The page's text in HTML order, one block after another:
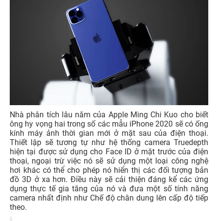
Nhà phân tích lâu năm của Apple Ming Chi Kuo cho biết
ông hy vọng hai trong số các mẫu iPhone 2020 sẽ có ống
kính máy ảnh thời gian mới ở mặt sau của điện thoại.
Thiết lập sẽ tương tự như hệ thống camera Truedepth
hiện tại được sử dụng cho Face ID ở mặt trước của điện
thoại, ngoại trừ việc nó sẽ sử dụng một loại công nghệ
hơi khác có thể cho phép nó hiển thị các đối tượng bản
đồ 3D ở xa hơn. Điều này sẽ cải thiện đáng kể các ứng
dụng thực tế gia tăng của nó và đưa một số tính năng
camera nhất định như Chế độ chân dung lên cấp độ tiếp
theo.